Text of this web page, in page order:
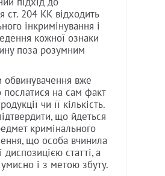
ст. 204 КК відходить
інкримінування і
кожної ознаки
поза розумним
обвинувачення вже
послатися на сам факт
чи її кількість.
що йдеться
кримінального
що особа вчинила
диспозицією статті, а
і з метою збуту.